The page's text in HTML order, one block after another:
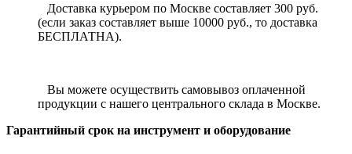
Доставка курьером по Москве составляет 300 руб.
(если заказ составляет выше 10000 руб., то доставка
БЕСПЛАТНА).
Вы можете осуществить самовывоз оплаченной
продукции с нашего центрального склада в Москве.
Гарантийный срок на инструмент и оборудование